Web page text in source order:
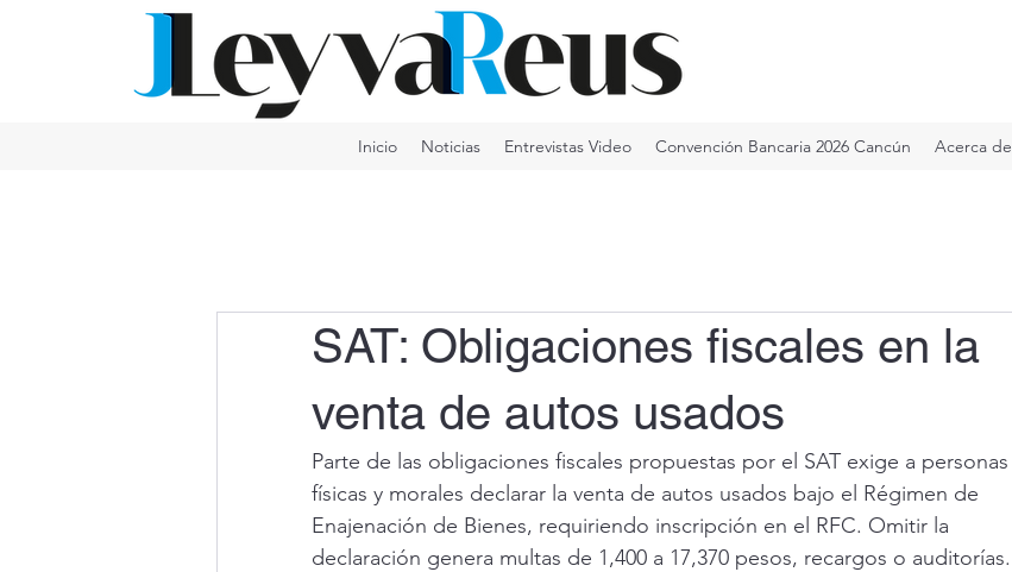
Inicio Noticias Entrevistas Video Convención Bancaria 2026 Cancún Acerca de
SAT: Obligaciones fiscales en la
venta de autos usados
Parte de las obligaciones fiscales propuestas por el SAT exige a personas
físicas y morales declarar la venta de autos usados bajo el Régimen de
Enajenación de Bienes, requiriendo inscripción en el RFC. Omitir la
declaración genera multas de 1,400 a 17,370 pesos, recargos o auditorías.